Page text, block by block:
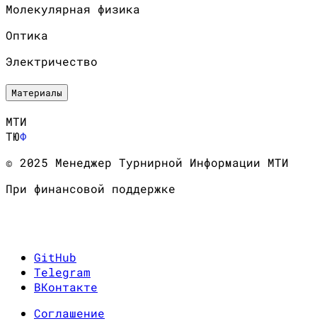
Молекулярная физика
Оптика
Электричество
Материалы
МТИ
ТЮФ
© 2025 Менеджер Турнирной Информации МТИ
При финансовой поддержке
GitHub
Telegram
ВКонтакте
Соглашение